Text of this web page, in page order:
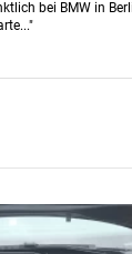
bei BMW in